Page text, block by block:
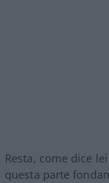
Resta, come dice
questa parte